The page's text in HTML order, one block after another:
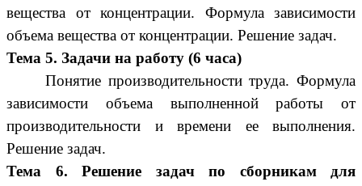
вещества от концентрации. Формула зависимости
объема вещества от концентрации. Решение задач.
Тема 5. Задачи на работу (6 часа)
Понятие производительности труда. Формула
зависимости объема выполненной работы от
производительности и времени ее выполнения.
Решение задач.
Тема 6. Решение задач по сборникам для